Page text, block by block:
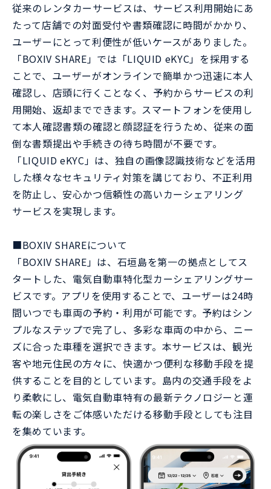
従来のレンタカーサービスは、サービス利用開始にあ
たって店舗での対面受付や書類確認に時間がかかり、
ユーザーにとって利便性が低いケースがありました。
「BOXIV SHARE」では「LIQUID eKYC」を採用する
ことで、ユーザーがオンラインで簡単かつ迅速に本人
確認し、店頭に行くことなく、予約からサービスの利
用開始、返却までできます。スマートフォンを使用し
て本人確認書類の確認と顔認証を行うため、従来の面
倒な書類提出や手続きの待ち時間が不要です。
「LIQUID eKYC」は、独自の画像認識技術などを活用
した様々なセキュリティ対策を講じており、不正利用
を防止し、安心かつ信頼性の高いカーシェアリング
サービスを実現します。
■BOXIV SHAREについて
「BOXIV SHARE」は、石垣島を第一の拠点としてス
タートした、電気自動車特化型カーシェアリングサー
ビスです。アプリを使用することで、ユーザーは24時
間いつでも車両の予約・利用が可能です。予約はシン
プルなステップで完了し、多彩な車両の中から、ニー
ズに合った車種を選択できます。本サービスは、観光
客や地元住民の方々に、快適かつ便利な移動手段を提
供することを目的としています。島内の交通手段をよ
り柔軟にし、電気自動車特有の最新テクノロジーと運
転の楽しさをご体感いただける移動手段としても注目
を集めています。